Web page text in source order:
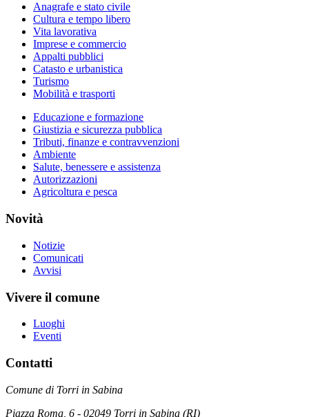
Anagrafe e stato civile
Cultura e tempo libero
Vita lavorativa
Imprese e commercio
Appalti pubblici
Catasto e urbanistica
Turismo
Mobilità e trasporti
Educazione e formazione
Giustizia e sicurezza pubblica
Tributi, finanze e contravvenzioni
Ambiente
Salute, benessere e assistenza
Autorizzazioni
Agricoltura e pesca
Novità
Notizie
Comunicati
Avvisi
Vivere il comune
Luoghi
Eventi
Contatti
Comune di Torri in Sabina
Piazza Roma, 6 - 02049 Torri in Sabina (RI)